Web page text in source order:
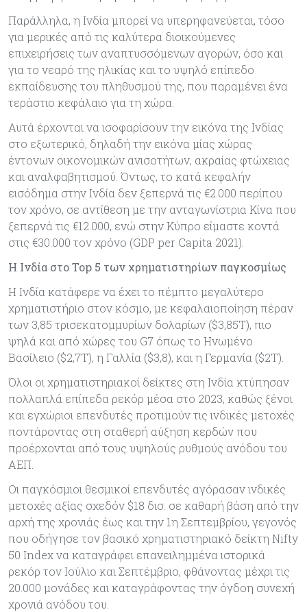
Παράλληλα, η Ινδία μπορεί να υπερηφανεύεται, τόσο
για μερικές από τις καλύτερα διοικούμενες
επιχειρήσεις των αναπτυσσόμενων αγορών, όσο και
για το νεαρό της ηλικίας και το υψηλό επίπεδο
εκπαίδευσης του πληθυσμού της, που παραμένει ένα
τεράστιο κεφάλαιο για τη χώρα.
Αυτά έρχονται να ισοφαρίσουν την εικόνα της Ινδίας
στο εξωτερικό, δηλαδή την εικόνα μίας χώρας
έντονων οικονομικών ανισοτήτων, ακραίας φτώχειας
και αναλφαβητισμού. Όντως, το κατά κεφαλήν
εισόδημα στην Ινδία δεν ξεπερνά τις €2.000 περίπου
τον χρόνο, σε αντίθεση με την ανταγωνίστρια Κίνα που
ξεπερνά τις €12.000, ενώ στην Κύπρο είμαστε κοντά
στις €30.000 τον χρόνο (GDP per Capita 2021).
Η Ινδία στο Top 5 των χρηματιστηρίων παγκοσμίως
Η Ινδία κατάφερε να έχει το πέμπτο μεγαλύτερο
χρηματιστήριο στον κόσμο, με κεφαλαιοποίηση πέραν
των 3,85 τρισεκατομμυρίων δολαρίων ($3,85Τ), πιο
ψηλά και από χώρες του G7 όπως το Ηνωμένο
Βασίλειο ($2,7Τ), η Γαλλία ($3,8), και η Γερμανία ($2Τ).
Όλοι οι χρηματιστηριακοί δείκτες στη Ινδία κτύπησαν
πολλαπλά επίπεδα ρεκόρ μέσα στο 2023, καθώς ξένοι
και εγχώριοι επενδυτές προτιμούν τις ινδικές μετοχές
ποντάροντας στη σταθερή αύξηση κερδών που
προέρχονται από τους υψηλούς ρυθμούς ανόδου του
ΑΕΠ.
Οι παγκόσμιοι θεσμικοί επενδυτές αγόρασαν ινδικές
μετοχές αξίας σχεδόν $18 δισ. σε καθαρή βάση από την
αρχή της χρονιάς έως και την 1η Σεπτεμβρίου, γεγονός
που οδήγησε τον βασικό χρηματιστηριακό δείκτη Nifty
50 Index να καταγράφει επανειλημμένα ιστορικά
ρεκόρ τον Ιούλιο και Σεπτέμβριο, φθάνοντας μέχρι τις
20.000 μονάδες και καταγράφοντας την όγδοη συνεχή
χρονιά ανόδου του.